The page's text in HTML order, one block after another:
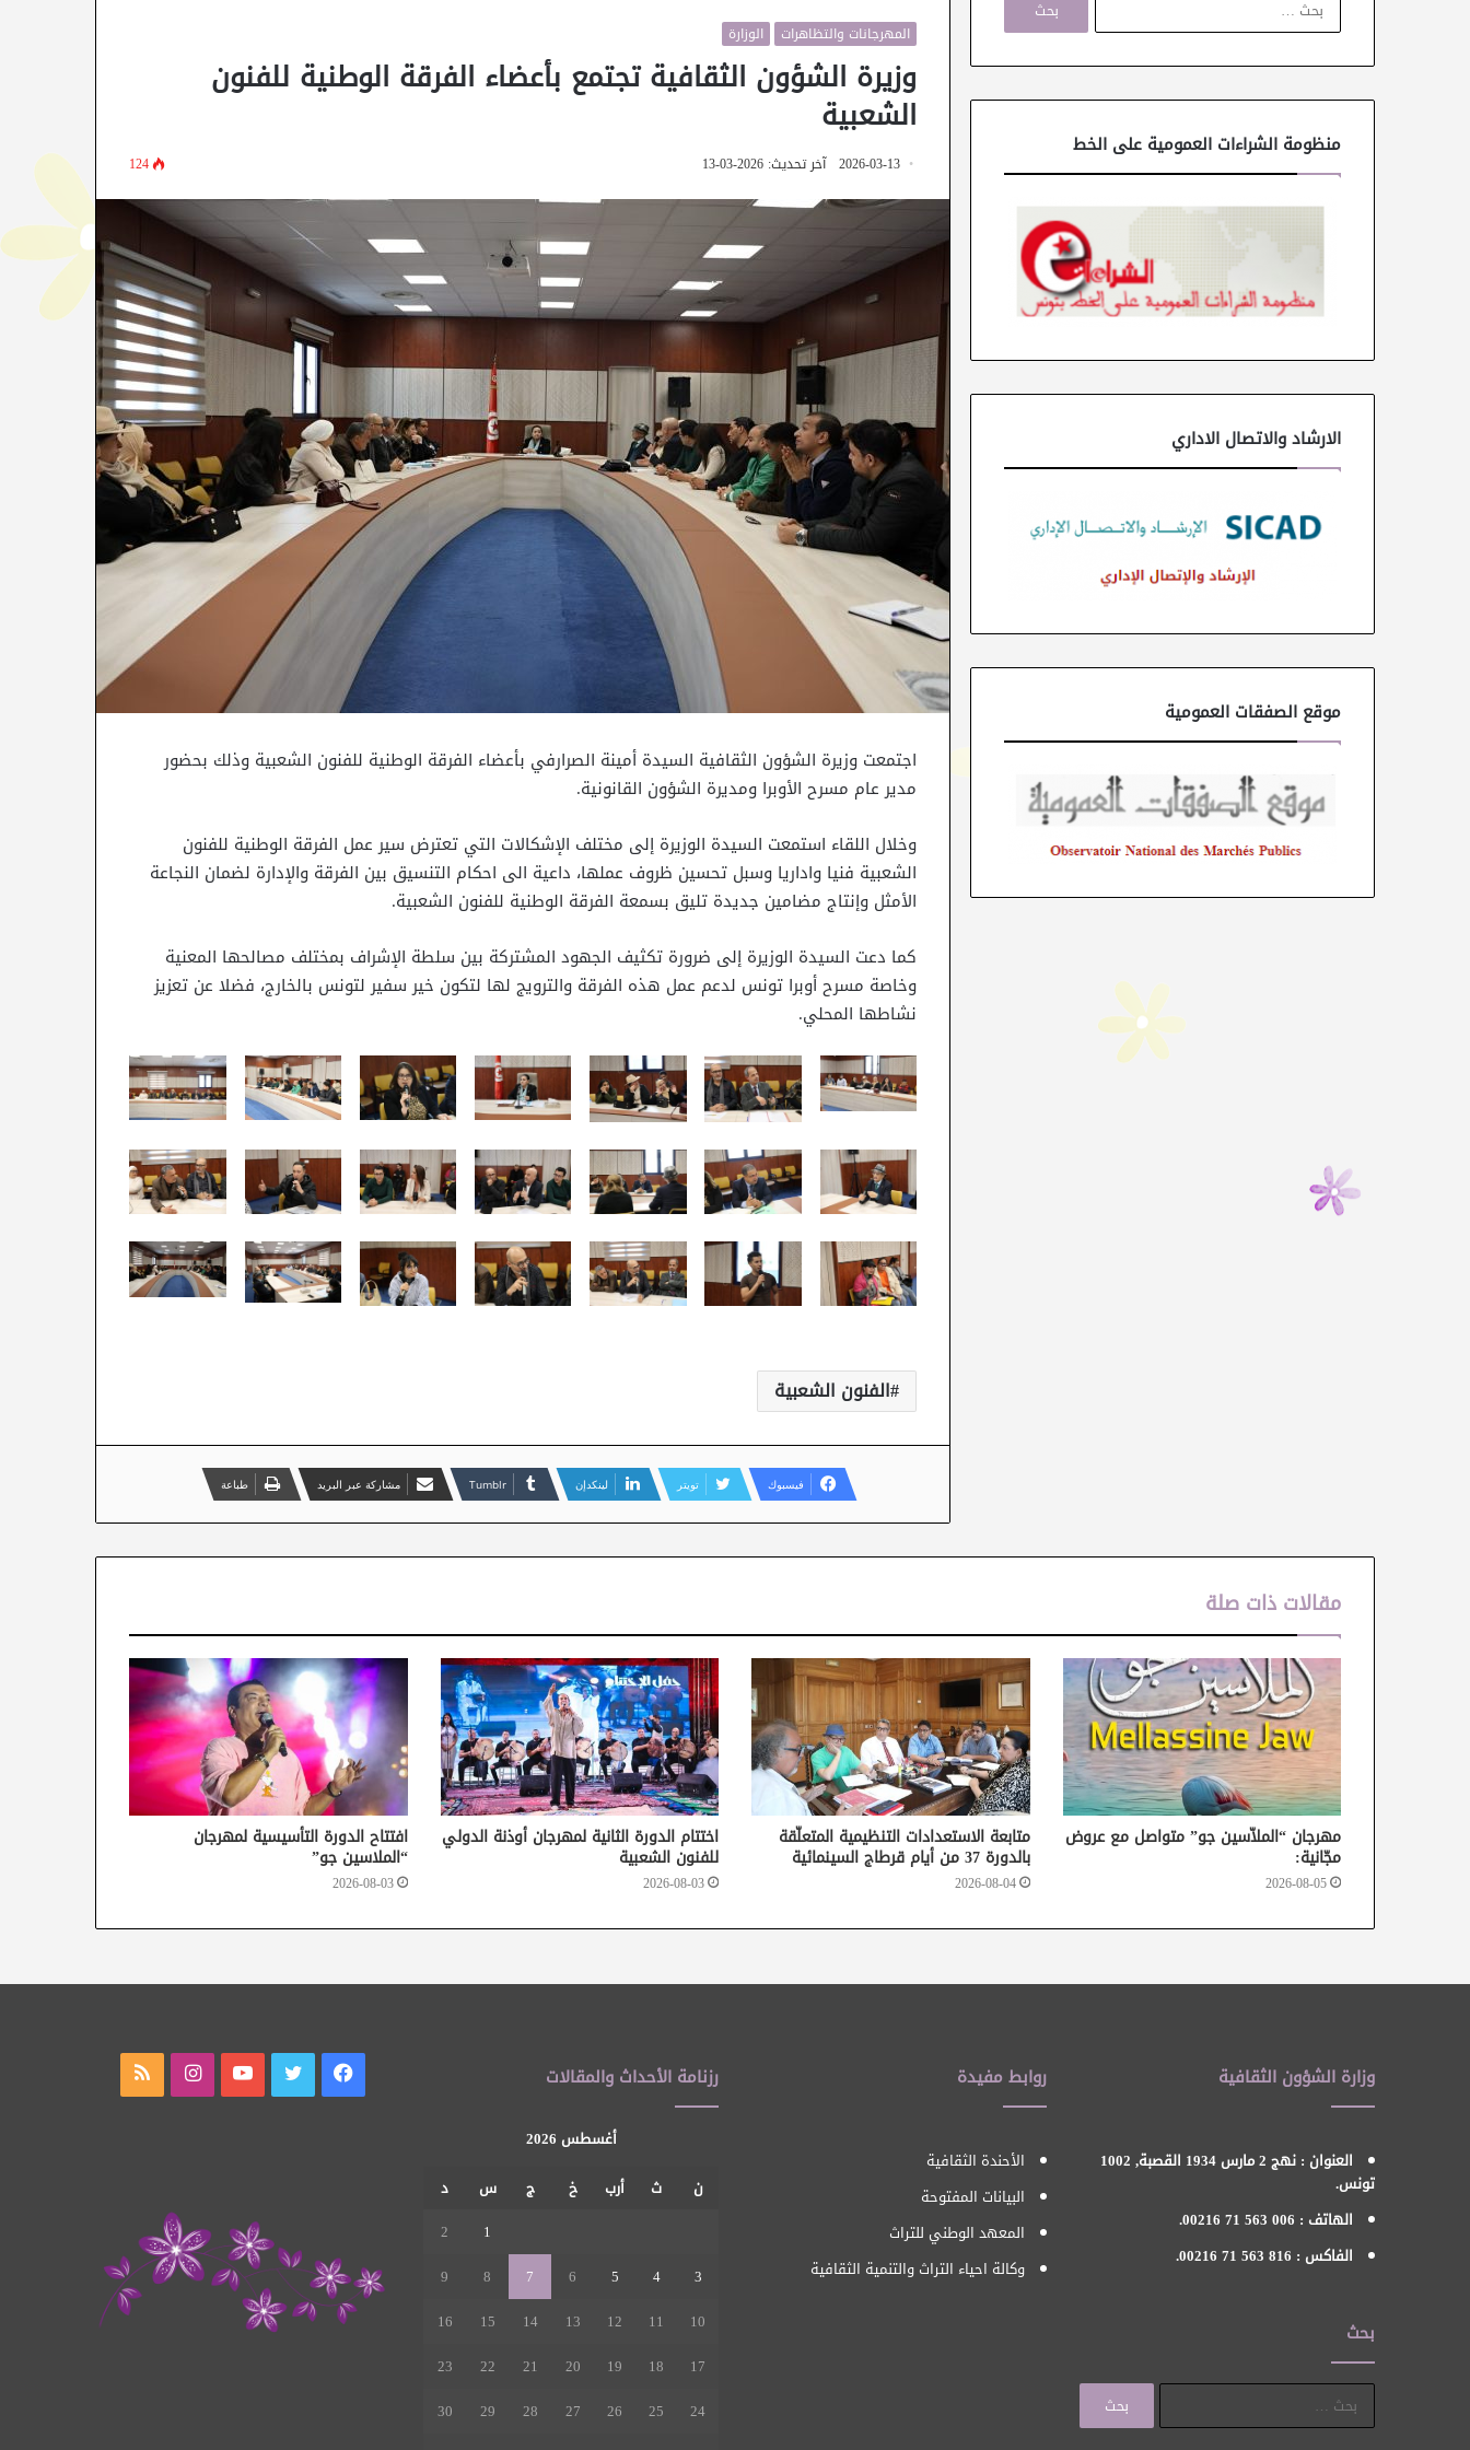
المهرجانات والتظاهرات الوزارة
وزيرة الشؤون الثقافية تجتمع بأعضاء الفرقة الوطنية للفنون
الشعبية
2026-03-13 آخر تحديث: 2026-03-13 124
اجتمعت وزيرة الشؤون الثقافية السيدة أمينة الصرارفي بأعضاء الفرقة الوطنية للفنون الشعبية وذلك بحضور
مدير عام مسرح الأوبرا ومديرة الشؤون القانونية.
وخلال اللقاء استمعت السيدة الوزيرة إلى مختلف الإشكالات التي تعترض سير عمل الفرقة الوطنية للفنون
الشعبية فنيا واداريا وسبل تحسين ظروف عملها، داعية الى احكام التنسيق بين الفرقة والإدارة لضمان النجاعة
الأمثل وإنتاج مضامين جديدة تليق بسمعة الفرقة الوطنية للفنون الشعبية.
كما دعت السيدة الوزيرة إلى ضرورة تكثيف الجهود المشتركة بين سلطة الإشراف بمختلف مصالحها المعنية
وخاصة مسرح أوبرا تونس لدعم عمل هذه الفرقة والترويج لها لتكون خير سفير لتونس بالخارج، فضلا عن تعزيز
نشاطها المحلي.
الفنون الشعبية
فيسبوك تويتر لينكدإن مشاركة عبر البريد طباعة
ح
ن
منظومة الشراءات العمومية على الخط
الارشاد والاتصال الاداري
موقع الصفقات العمومية
مقالات ذات صلة
مهرجان “الملاّسين جو” متواصل مع عروض
مجّانية:
2026-08-05
متابعة الاستعدادات التنظيمية المتعلّقة
بالدورة 37 من أيام قرطاج السينمائية
2026-08-04
اختتام الدورة الثانية لمهرجان أوذنة الدولي
للفنون الشعبية
2026-08-03
افتتاح الدورة التأسيسية لمهرجان
“الملاسين جو”
2026-08-03
وزارة الشؤون الثقافية
العنوان : نهج 2 مارس 1934 القصبة, 1002
تونس.
الهاتف : 006 563 71 00216.
الفاكس : 816 563 71 00216.
بحث
روابط مفيدة
الأحندة الثقافية
البيانات المفتوحة
المعهد الوطني للتراث
وكالة احياء التراث والتنمية الثقافية
رزنامة الأحداث والمقالات
أغسطس 2026
ن
ث أرب خ ج س
د
1
2
3
4
5
6
7
8
9
10
11
12
13
14
15
16
17
18
19
20
21
22
23
24
25
26
27
28
29
30
فيسبوك تويتر يوتيوب انستقرام